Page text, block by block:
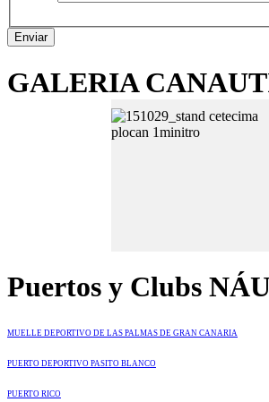
Enviar
GALERIA
Puertos y Clubs
MUELLE DEPORTIVO DE LAS PALMAS DE GRAN CANARIA
PUERTO DEPORTIVO PASITO BLANCO
PUERTO RICO